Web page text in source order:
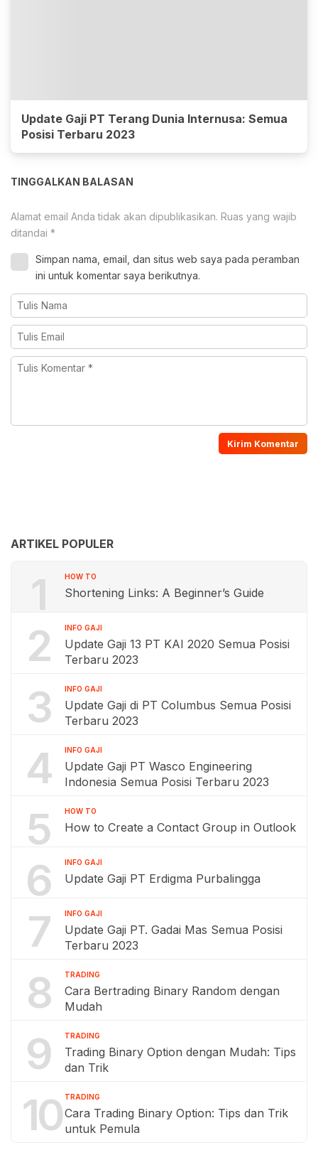
Update Gaji PT Terang Dunia Internusa: Semua
Posisi Terbaru 2023
TINGGALKAN BALASAN
Alamat email Anda tidak akan dipublikasikan. Ruas yang wajib
ditandai *
Simpan nama, email, dan situs web saya pada peramban
ini untuk komentar saya berikutnya.
ARTIKEL POPULER
1 HOW TO
Shortening Links: A Beginner’s Guide
2 INFO GAJI
Update Gaji 13 PT KAI 2020 Semua Posisi
Terbaru 2023
3 INFO GAJI
Update Gaji di PT Columbus Semua Posisi
Terbaru 2023
4 INFO GAJI
Update Gaji PT Wasco Engineering
Indonesia Semua Posisi Terbaru 2023
5 HOW TO
How to Create a Contact Group in Outlook
6 INFO GAJI
Update Gaji PT Erdigma Purbalingga
7 INFO GAJI
Update Gaji PT. Gadai Mas Semua Posisi
Terbaru 2023
8 TRADING
Cara Bertrading Binary Random dengan
Mudah
9 TRADING
Trading Binary Option dengan Mudah: Tips
dan Trik
10 TRADING
Cara Trading Binary Option: Tips dan Trik
untuk Pemula